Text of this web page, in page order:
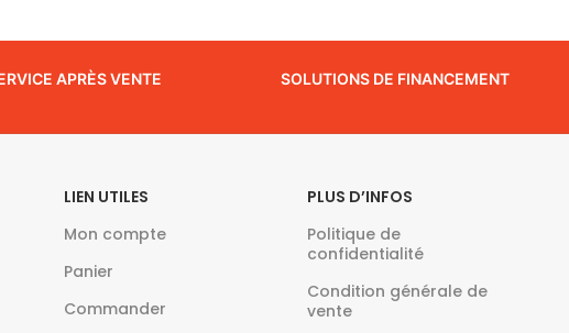
APRÈS VENTE SOLUTIONS DE FINANCEMENT
LIEN UTILES
Mon compte
Panier
Commander
PLUS D’INFOS
Politique de
confidentialité
Condition générale de
vente